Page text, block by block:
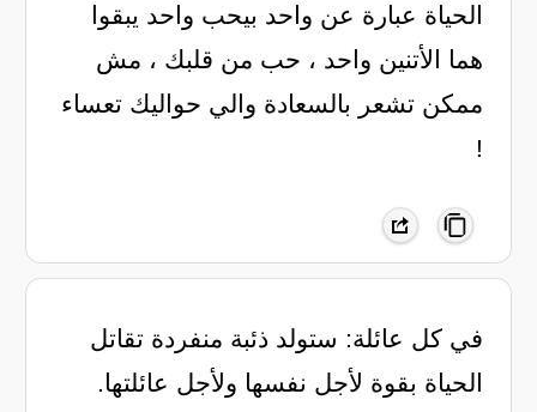
الحياة عبارة عن واحد بيحب واحد يبقوا
هما الأتنين واحد ، حب من قلبك ، مش
ممكن تشعر بالسعادة والي حواليك تعساء
!
في كل عائلة: ستولد ذئبة منفردة تقاتل
الحياة بقوة لأجل نفسها ولأجل عائلتها.